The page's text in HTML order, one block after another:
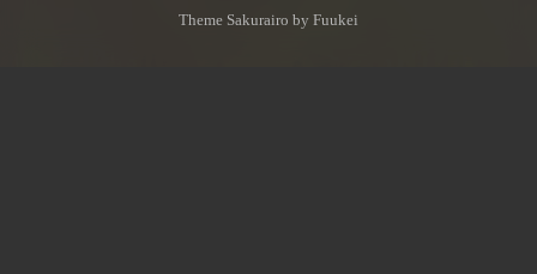
Theme Sakurairo by Fuukei